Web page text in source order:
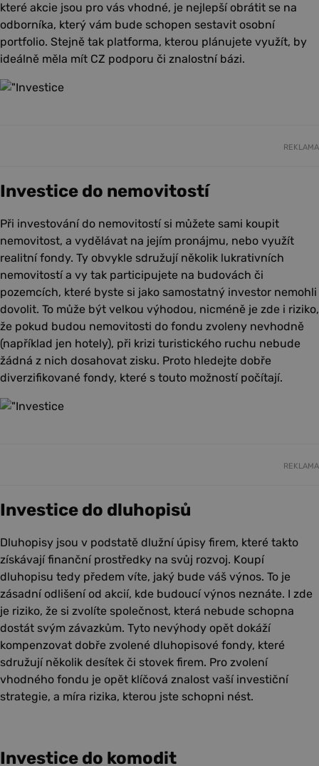
které akcie jsou pro vás vhodné, je nejlepší obrátit se na
odborníka, který vám bude schopen sestavit osobní
portfolio. Stejně tak platforma, kterou plánujete využít, by
ideálně měla mít CZ podporu či znalostní bázi.
REKLAMA
Investice do nemovitostí
Při investování do nemovitostí si můžete sami koupit
nemovitost, a vydělávat na jejím pronájmu, nebo využít
realitní fondy. Ty obvykle sdružují několik lukrativních
nemovitostí a vy tak participujete na budovách či
pozemcích, které byste si jako samostatný investor nemohli
dovolit. To může být velkou výhodou, nicméně je zde i riziko,
že pokud budou nemovitosti do fondu zvoleny nevhodně
(například jen hotely), při krizi turistického ruchu nebude
žádná z nich dosahovat zisku. Proto hledejte dobře
diverzifikované fondy, které s touto možností počítají.
REKLAMA
Investice do dluhopisů
Dluhopisy jsou v podstatě dlužní úpisy firem, které takto
získávají finanční prostředky na svůj rozvoj. Koupí
dluhopisu tedy předem víte, jaký bude váš výnos. To je
zásadní odlišení od akcií, kde budoucí výnos neznáte. I zde
je riziko, že si zvolíte společnost, která nebude schopna
dostát svým závazkům. Tyto nevýhody opět dokáží
kompenzovat dobře zvolené dluhopisové fondy, které
sdružují několik desítek či stovek firem. Pro zvolení
vhodného fondu je opět klíčová znalost vaší investiční
strategie, a míra rizika, kterou jste schopni nést.
Investice do komodit